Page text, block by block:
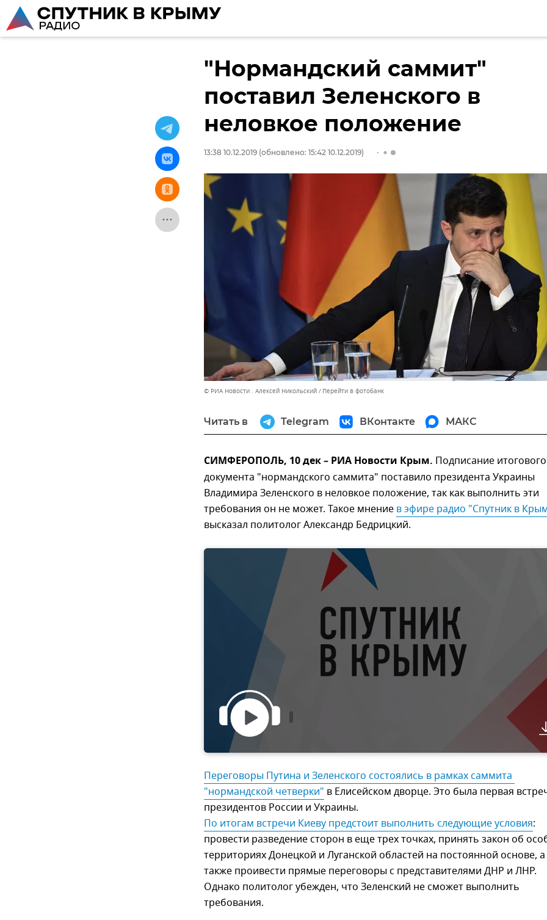
"Нормандский саммит"
поставил Зеленского в
неловкое положение
13:38 10.12.2019 (обновлено: 15:42 10.12.2019)
© РИА Новости . Алексей Никольский Перейти в фотобанк
Читать в Telegram ВКонтакте МАКС
СИМФЕРОПОЛЬ, 10 дек – РИА Новости Крым. Подписание итогового
документа "нормандского саммита" поставило президента Украины
Владимира Зеленского в неловкое положение, так как выполнить эти
требования он не может. Такое мнение в эфире радио "Спутник в
высказал политолог Александр Бедрицкий.
Переговоры Путина и Зеленского состоялись в рамках саммита
"нормандской четверки" в Елисейском дворце. Это была первая
президентов России и Украины.
По итогам встречи Киеву предстоит выполнить следующие условия:
провести разведение сторон в еще трех точках, принять закон об
территориях Донецкой и Луганской областей на постоянной основе, а
также проивести прямые переговоры с представителями ДНР и ЛНР.
Однако политолог убежден, что Зеленский не сможет выполнить
требования.